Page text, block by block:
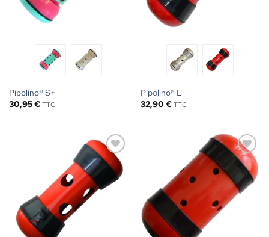
Pipolino® S+
30,95€ TTC
Pipolino® L
32,90 € TTC
Ajouter
à la liste
de
souhaits
Ajouter
à la liste
de
souhaits